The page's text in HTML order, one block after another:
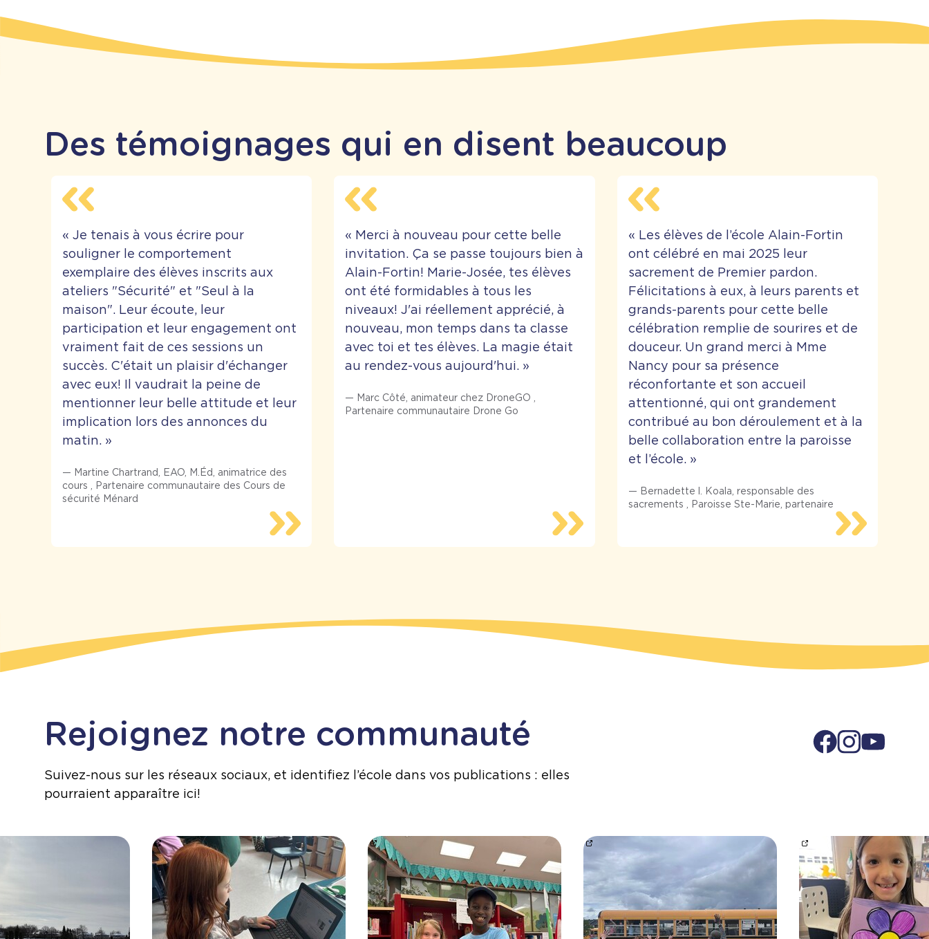
Des témoignages qui en disent beaucoup
«Je tenais à vous écrire pour
souligner le comportement
exemplaire des élèves inscrits aux
ateliers "Sécurité" et "Seul à la
maison". Leur écoute, leur
participation et leur engagement ont
vraiment fait de ces sessions un
succès. C'était un plaisir d'échanger
avec eux! Il vaudrait la peine de
mentionner leur belle attitude et leur
implication lors des annonces du
matin. »
— Martine Chartrand, EAO, M.Éd, animatrice des
cours
Partenaire communautaire des Cours de
sécurité Ménard
« Merci à nouveau pour cette belle
invitation. Ça se passe toujours bien à
Alain-Fortin! Marie-Josée, tes élèves
ont été formidables à tous les
niveaux! J'ai réellement apprécié, à
nouveau, mon temps dans ta classe
avec toi et tes élèves. La magie était
au rendez-vous aujourd'hui. »
— Marc Côté, animateur chez DroneGO
Partenaire communautaire Drone Go
« Les élèves de l’école Alain-Fortin
ont célébré en mai 2025 leur
sacrement de Premier pardon.
Félicitations à eux, à leurs parents et
grands-parents pour cette belle
célébration remplie de sourires et de
douceur. Un grand merci à Mme
Nancy pour sa présence
réconfortante et son accueil
attentionné, qui ont grandement
contribué au bon déroulement et à la
belle collaboration entre la paroisse
et l’école. »
— Bernadette l. Koala, responsable des
sacrements
Paroisse Ste-Marie, partenaire
Rejoignez notre communauté
Suivez-nous sur les réseaux sociaux, et identifiez l’école dans vos publications : elles
pourraient apparaître ici!
share/p/1DLUfVNaVf/https://www.facebook.com/share/p/1BpwL4YXwb/Nos élèves de 2e année en pleine découverte! Voici quelques photos prises lors …
Bravo à l'équipe d'improvisation de 6e année qui a remporté
Learn more about